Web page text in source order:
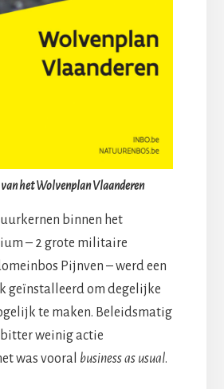
het Wolvenplan Vlaanderen
binnen het
– 2 grote militaire
Pijnven – werd een
geïnstalleerd om degelijke
te maken. Beleidsmatig
weinig actie
was vooral business as usual.